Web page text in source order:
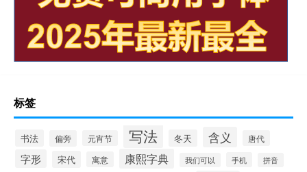
标签
书法 偏旁 元宵节 写法 冬天 含义 唐代
字形 宋代 寓意 康熙字典 我们可以 手机 拼音